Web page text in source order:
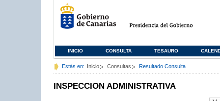
INICIO CONSULTA TESAURO
Estás en: Inicio Consultas Resultado Consulta
INSPECCION ADMINISTRATIVA